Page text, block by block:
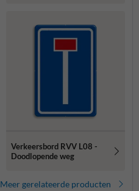
Verkeersbord RVV L08 -
Doodlopende weg
Meer gerelateerde producten